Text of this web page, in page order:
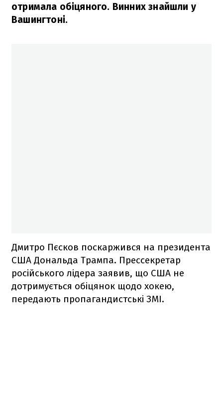
отримала обіцяного. Винних знайшли у
Вашингтоні.
Дмитро Пєсков поскаржився на президента
США Дональда Трампа. Прессекретар
російського лідера заявив, що США не
дотримується обіцянок щодо хокею,
передають пропагандистські ЗМІ.